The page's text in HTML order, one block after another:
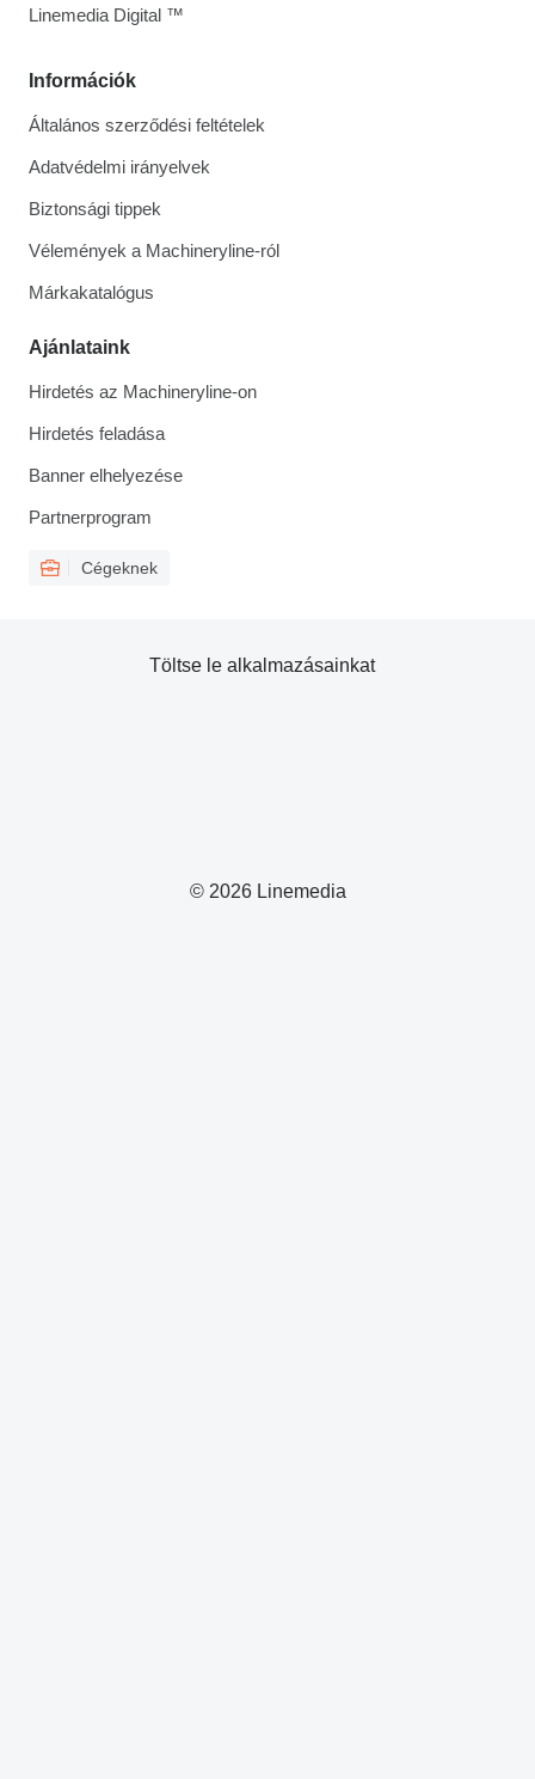
Információk
Általános szerződési feltételek
Adatvédelmi irányelvek
Biztonsági tippek
Vélemények a Machineryline-ról
Márkakatalógus
Ajánlataink
Hirdetés az Machineryline-on
Hirdetés feladása
Banner elhelyezése
Partnerprogram
Cégeknek
Linemedia Digital ™
© 2026 Linemedia
Töltse le alkalmazásainkat